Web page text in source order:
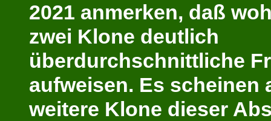
2021 anmerken, daß
zwei Klone deutlich
überdurchschnittliche
aufweisen. Es scheinen
weitere Klone dieser